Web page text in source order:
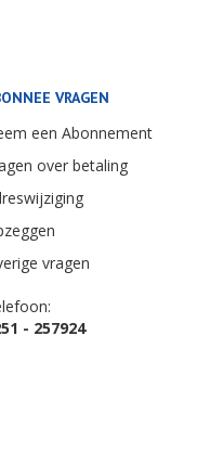
VRAGEN
een Abonnement
over betaling
vragen
- 257924